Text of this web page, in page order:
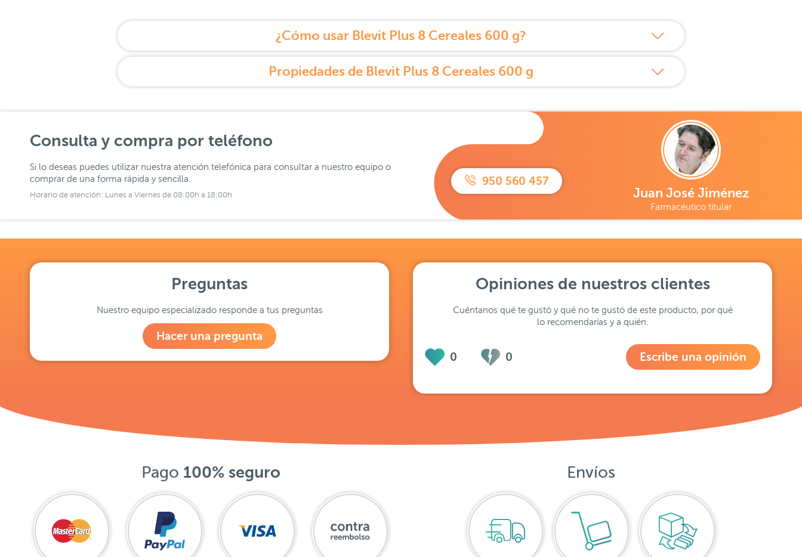
¿Cómo usar Blevit Plus 8 Cereales 600 g?
Propiedades de Blevit Plus 8 Cereales 600 g
Consulta y compra por teléfono
Si lo deseas puedes utilizar nuestra atención telefónica para consultar a nuestro equipo o
comprar de una forma rápida y sencilla.
Horario de atención: Lunes a Viernes de 08:00h a 18:00h
950 560 457
Juan José Jiménez
Farmacéutico titular
Preguntas
Nuestro equipo especializado responde a tus preguntas
Hacer una pregunta
Opiniones de nuestros clientes
Cuéntanos qué te gustó y qué no te gustó de este producto, por qué
lo recomendarías y a quién.
0 0 Escribe una opinión
Pago 100% seguro Envíos